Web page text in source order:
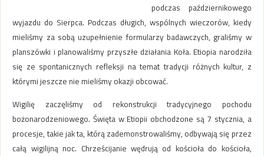
podczas październikowego
wyjazdu do Sierpca. Podczas długich, wspólnych wieczorów, kiedy
mieliśmy za sobą uzupełnienie formularzy badawczych, graliśmy w
planszówki i planowaliśmy przyszłe działania Koła. Etiopia narodziła
się ze spontanicznych refleksji na temat tradycji różnych kultur, z
którymi jeszcze nie mieliśmy okazji obcować.
Wigilię zaczęliśmy od rekonstrukcji tradycyjnego pochodu
bożonarodzeniowego. Święta w Etiopii obchodzone są 7 stycznia, a
procesje, takie jak ta, którą zademonstrowaliśmy, odbywają się przez
całą wigilijną noc. Chrześcijanie wędrują od kościoła do kościoła,